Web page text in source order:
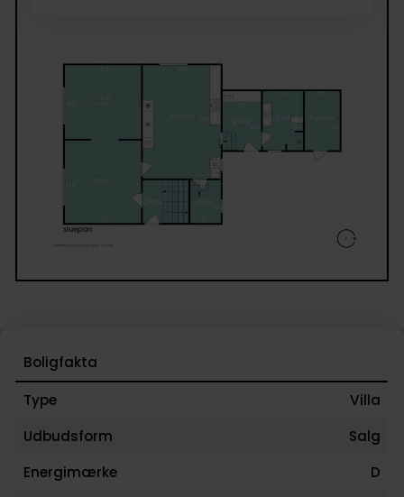
Boligfakta
Type
Villa
Udbudsform
Salg
Energimærke
D